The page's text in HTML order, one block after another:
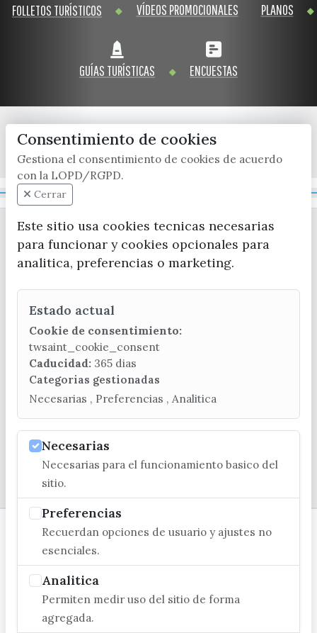
FOLLETOS TURÍSTICOS VÍDEOS PROMOCIONALES PLANOS
GUÍAS TURÍSTICAS ENCUESTAS
x / twitter facebook youtube instagram
CONTACTA CON LA OFICINA DE TURISMO
(+34) 952 541 104
turismo@velezmalaga.es
C/ Poniente, 2. CP 29740 - Torre del Mar
Consentimiento de cookies
Gestiona el consentimiento de cookies de acuerdo
con la LOPD/RGPD.
Cerrar
Este sitio usa cookies tecnicas necesarias
para funcionar y cookies opcionales para
analitica, preferencias o marketing.
Estado actual
Cookie de consentimiento:
twsaint_cookie_consent
Caducidad: 365 dias
Categorias gestionadas
Necesarias , Preferencias , Analitica
Necesarias
Necesarias para el funcionamiento basico del
sitio.
Preferencias
Recuerdan opciones de usuario y ajustes no
esenciales.
Analitica
Permiten medir uso del sitio de forma
agregada.